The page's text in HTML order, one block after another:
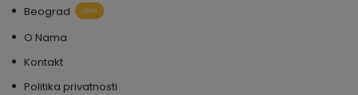
Beograd
uživo
O Nama
Kontakt
Politika privatnosti